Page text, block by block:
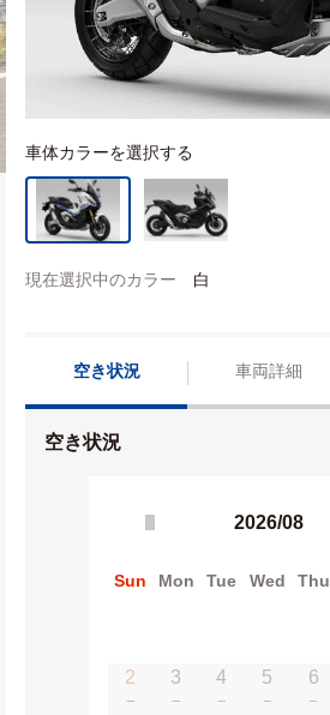
車体カラーを選択する
現在選択中のカラー 白
空き状況 車両詳細
空き状況
2026/08
Sun Mon Tue Wed Thu
2
−
3
−
4
−
5
−
6
−